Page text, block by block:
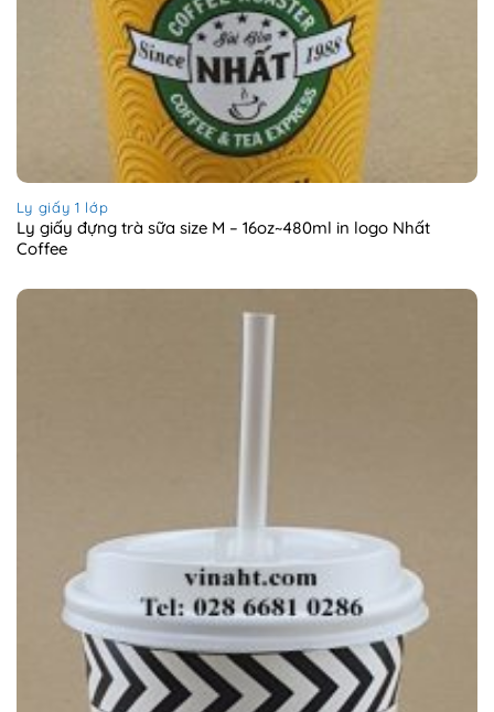
Ly giấy 1 lớp
Ly giấy đựng trà sữa size M – 16oz~480ml in logo Nhất
Coffee